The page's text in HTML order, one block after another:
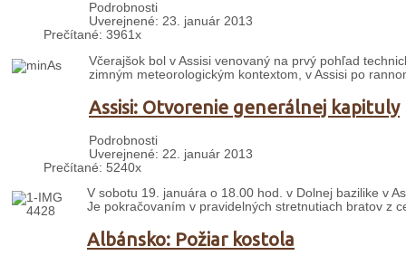
Podrobnosti
Uverejnené: 23. január 2013
Prečítané: 3961x
Včerajšok bol v Assisi venovaný na prvý pohľad
zimným meteorologickým kontextom, v Assisi po
Assisi: Otvorenie generálnej kapituly
Podrobnosti
Uverejnené: 22. január 2013
Prečítané: 5240x
V sobotu 19. januára o 18.00 hod. v Dolnej bazilike v
Je pokračovaním v pravidelných stretnutiach bratov z
Albánsko: Požiar kostola